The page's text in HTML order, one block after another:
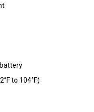
to 104°F)